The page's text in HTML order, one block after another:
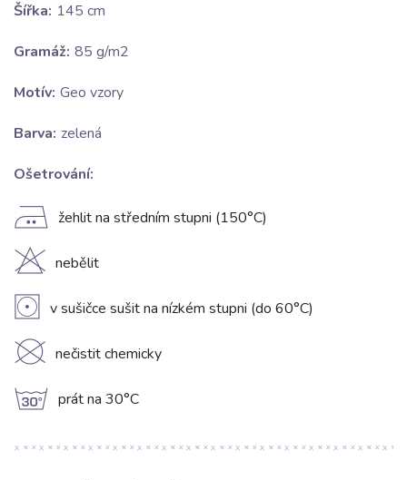
Šířka: 145 cm
Gramáž: 85 g/m2
Motív: Geo vzory
Barva: zelená
Ošetrování:
E žehlit na středním stupni (150°C)
H nebělit
V v sušičce sušit na nízkém stupni (do 60°C)
K nečistit chemicky
g prát na 30°C